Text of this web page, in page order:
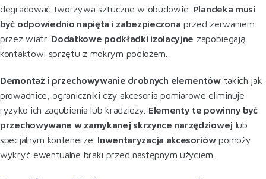
degradować tworzywa sztuczne w obudowie. Plandeka musi
być odpowiednio napięta i zabezpieczona przed zerwaniem
przez wiatr. Dodatkowe podkładki izolacyjne zapobiegają
kontaktowi sprzętu z mokrym podłożem.
Demontaż i przechowywanie drobnych elementówtakich jak
prowadnice, ograniczniki czy akcesoria pomiarowe eliminuje
ryzyko ich zagubienia lub kradzieży. Elementy te powinny być
przechowywane w zamykanej skrzynce narzędziowej lub
specjalnym kontenerze. Inwentaryzacja akcesoriówpomoży
wykryć ewentualne braki przed następnym użyciem.